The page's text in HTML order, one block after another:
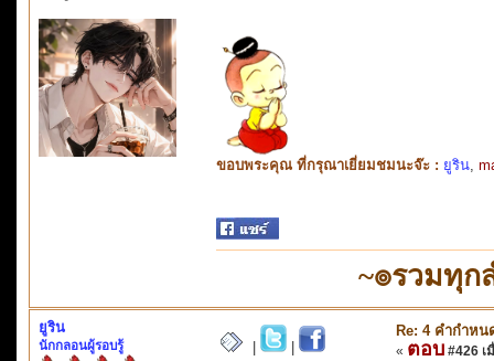
ขอบพระคุณ ที่กรุณาเยี่ยมชมนะจ๊ะ : ยูริน
~๏รวมทุ
ยูริน
นักกลอนผู้รอบรู้
Re: 4 คำกำห
« ตอบ #426 เ